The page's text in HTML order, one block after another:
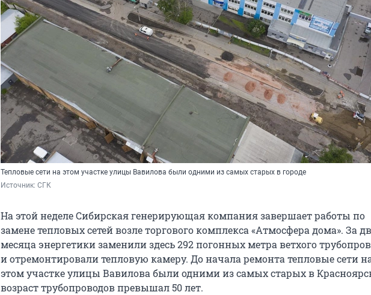
Тепловые сети на этом участке улицы Вавилова были одними из самых старых в городе
Источник: СГК
На этой неделе Сибирская генерирующая компания завершает работы по
замене тепловых сетей возле торгового комплекса «Атмосфера дома». За
месяца энергетики заменили здесь 292 погонных метра ветхого
и отремонтировали тепловую камеру. До начала ремонта тепловые сети
этом участке улицы Вавилова были одними из самых старых в
возраст трубопроводов превышал 50 лет.